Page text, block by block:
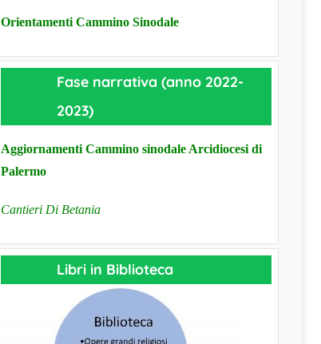
Orientamenti Cammino Sinodale
Fase narrativa (anno 2022-
2023)
Aggiornamenti Cammino sinodale Arcidiocesi di
Palermo
Cantieri Di Betania
Libri in Biblioteca